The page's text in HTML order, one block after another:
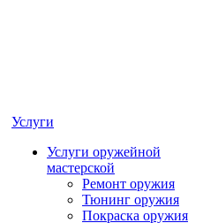
Услуги
Услуги оружейной
мастерской
Ремонт оружия
Тюнинг оружия
Покраска оружия